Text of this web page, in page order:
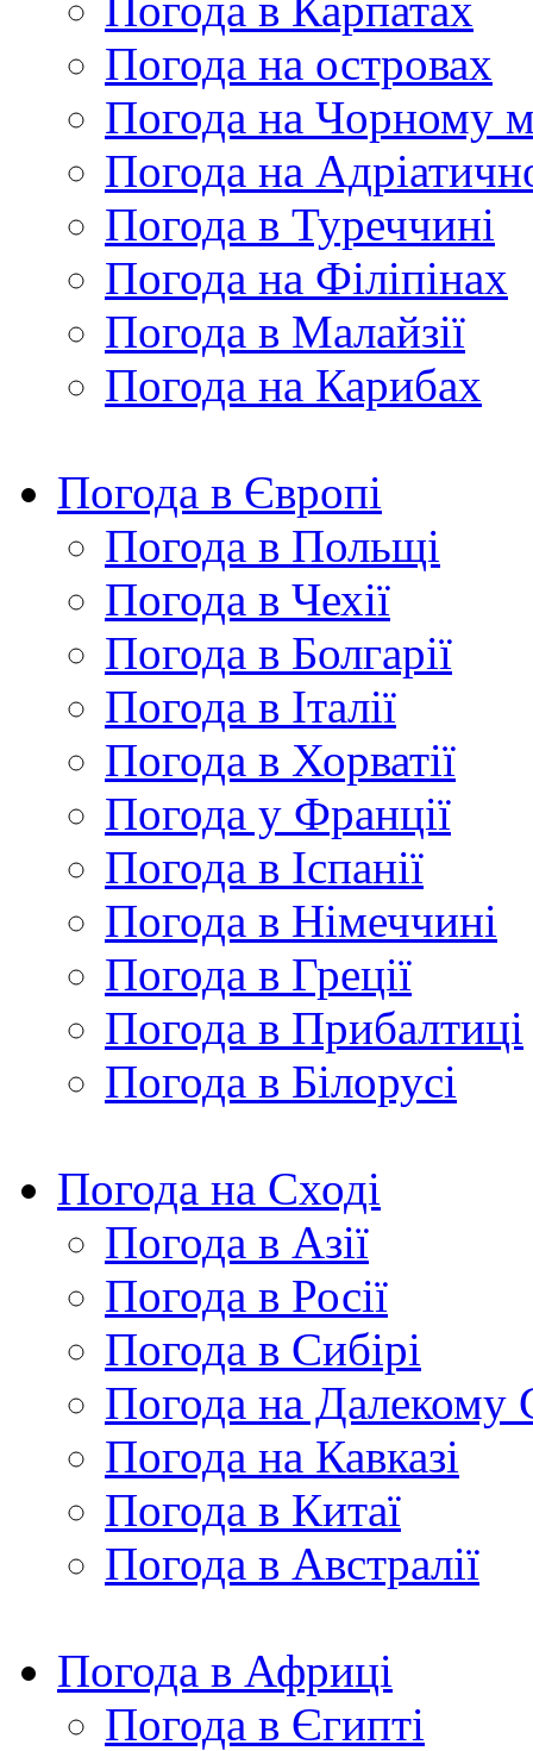
Погода на островах
Погода на Чорному
Погода на
Погода в Туреччині
Погода на Філіпінах
Погода в Малайзії
Погода на Карибах
Погода в Європі
Погода в Польщі
Погода в Чехії
Погода в Болгарії
Погода в Італії
Погода в Хорватії
Погода у Франції
Погода в Іспанії
Погода в Німеччині
Погода в Греції
Погода в Прибалтиці
Погода в Білорусі
Погода на Сході
Погода в Азії
Погода в Росії
Погода в Сибірі
Погода на Далекому
Погода на Кавказі
Погода в Китаї
Погода в Австралії
Погода в Африці
Погода в Єгипті